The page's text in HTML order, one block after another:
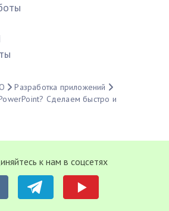
Разработка приложений
Сделаем быстро и
к нам в соцсетях